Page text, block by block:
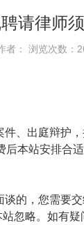
请律师
者： 浏览次数：
、出庭辩护
本站安排合
的，您需要
略。如有疑